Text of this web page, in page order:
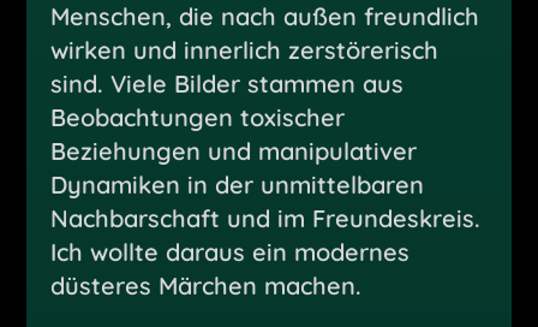
Menschen, die nach außen freundlich
wirken und innerlich zerstörerisch
sind. Viele Bilder stammen aus
Beobachtungen toxischer
Beziehungen und manipulativer
Dynamiken in der unmittelbaren
Nachbarschaft und im Freundeskreis.
Ich wollte daraus ein modernes
düsteres Märchen machen.